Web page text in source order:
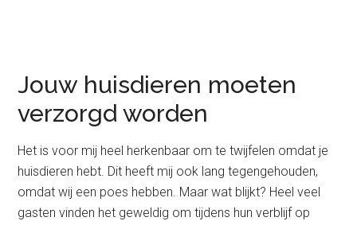
Jouw huisdieren moeten
verzorgd worden
Het is voor mij heel herkenbaar om te twijfelen omdat je
huisdieren hebt. Dit heeft mij ook lang tegengehouden,
omdat wij een poes hebben. Maar wat blijkt? Heel veel
gasten vinden het geweldig om tijdens hun verblijf op